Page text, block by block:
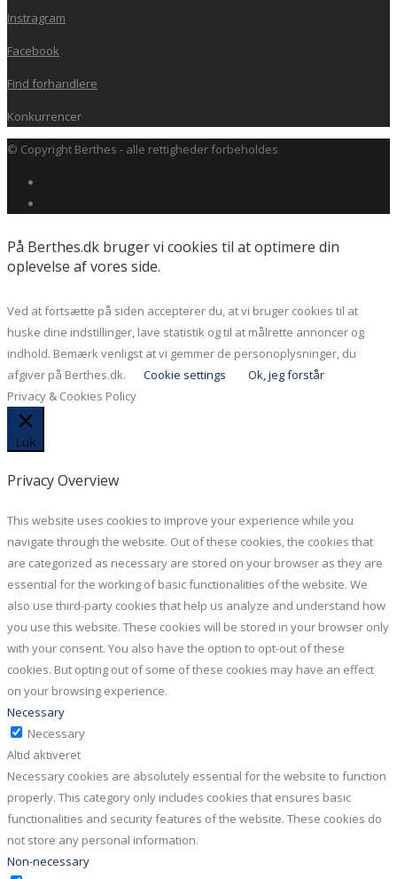
Instragram
Facebook
Find forhandlere
Konkurrencer
© Copyright Berthes - alle rettigheder forbeholdes
På Berthes.dk bruger vi cookies til at optimere din
oplevelse af vores side.
Ved at fortsætte på siden accepterer du, at vi bruger cookies til at
huske dine indstillinger, lave statistik og til at målrette annoncer og
indhold. Bemærk venligst at vi gemmer de personoplysninger, du
afgiver på Berthes.dk.
Cookie settings
Ok, jeg forstår
Privacy & Cookies Policy
Luk
Privacy Overview
This website uses cookies to improve your experience while you
navigate through the website. Out of these cookies, the cookies that
are categorized as necessary are stored on your browser as they are
essential for the working of basic functionalities of the website. We
also use third-party cookies that help us analyze and understand how
you use this website. These cookies will be stored in your browser only
with your consent. You also have the option to opt-out of these
cookies. But opting out of some of these cookies may have an effect
on your browsing experience.
Necessary
Necessary
Altid aktiveret
Necessary cookies are absolutely essential for the website to function
properly. This category only includes cookies that ensures basic
functionalities and security features of the website. These cookies do
not store any personal information.
Non-necessary